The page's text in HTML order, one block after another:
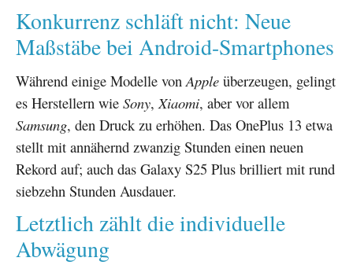
Konkurrenz schläft nicht: Neue
Maßstäbe bei Android-Smartphones
Während einige Modelle vonApple überzeugen, gelingt
es Herstellern wie Sony,Xiaomi, aber vor allem
Samsung, den Druck zu erhöhen. Das OnePlus 13 etwa
stellt mit annähernd zwanzig Stunden einen neuen
Rekord auf; auch das Galaxy S25 Plus brilliert mit rund
siebzehn Stunden Ausdauer.
Letztlich zählt die individuelle
Abwägung